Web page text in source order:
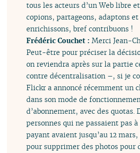
tous les acteurs d’un Web libre
copions, partageons, adaptons
enrichissons, bref contribuons !
Frédéric Couchet :Merci Jean-
Peut-être pour préciser la
on reviendra après sur la partie
contre décentralisation –, si je
Flickr a annoncé récemment un
dans son mode de
d’abonnement, avec des quotas.
personnes qui ne passaient pas
payant avaient jusqu’au 12
pour supprimer des photos pour